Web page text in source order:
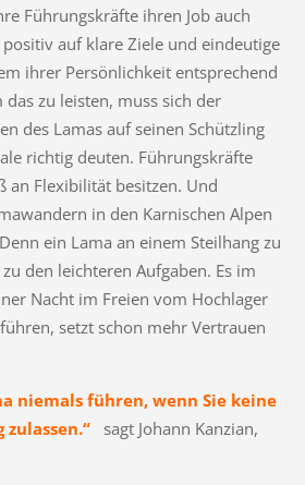
Führungskräfte ihren Job auch
positiv auf klare Ziele und eindeutige
ihrer Persönlichkeit entsprechend
zu leisten, muss sich der
des Lamas auf seinen Schützling
richtig deuten. Führungskräfte
an Flexibilität besitzen. Und
in den Karnischen Alpen
ein Lama an einem Steilhang zu
den leichteren Aufgaben. Es im
Nacht im Freien vom Hochlager
setzt schon mehr Vertrauen
niemals führen, wenn Sie keine
sagt Johann Kanzian,